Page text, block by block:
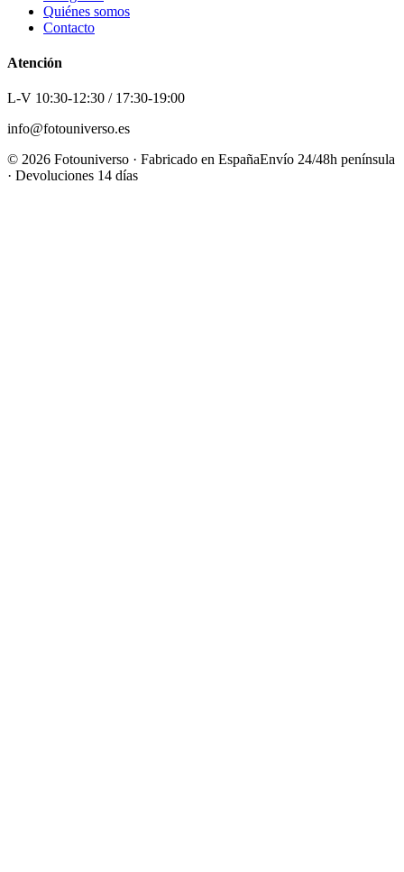
Quiénes somos
Contacto
Atención
L-V 10:30-12:30 / 17:30-19:00
info@fotouniverso.es
© 2026 Fotouniverso · Fabricado en EspañaEnvío 24/48h península
· Devoluciones 14 días